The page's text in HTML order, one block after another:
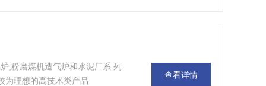
,粉磨煤机造气炉和水泥厂系 列
为理想的高技术类产品
查看详情